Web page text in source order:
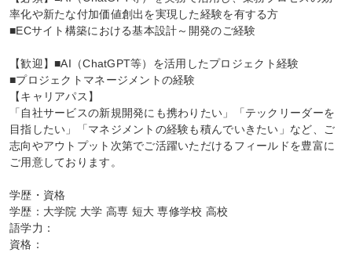
率化や新たな付加価値創出を実現した経験を有する方
■ECサイト構築における基本設計～開発のご経験
【歓迎】■AI（ChatGPT等）を活用したプロジェクト経験
■プロジェクトマネージメントの経験
【キャリアパス】
「自社サービスの新規開発にも携わりたい」「テックリーダーを
目指したい」「マネジメントの経験も積んでいきたい」など、ご
志向やアウトプット次第でご活躍いただけるフィールドを豊富に
ご用意しております。
学歴・資格
学歴：大学院 大学 高専 短大 専修学校 高校
語学力：
資格：